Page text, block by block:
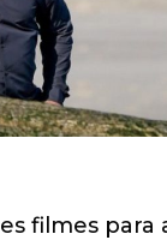
filmes para